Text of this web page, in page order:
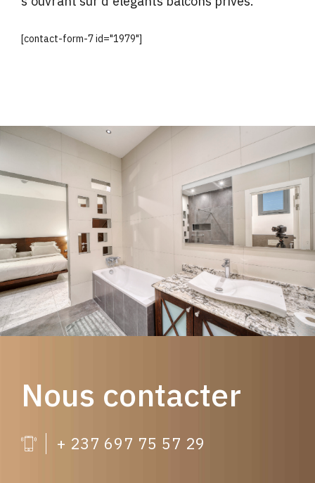
[contact-form-7 id="1979"]
Nous contacter
+ 237 697 75 57 29